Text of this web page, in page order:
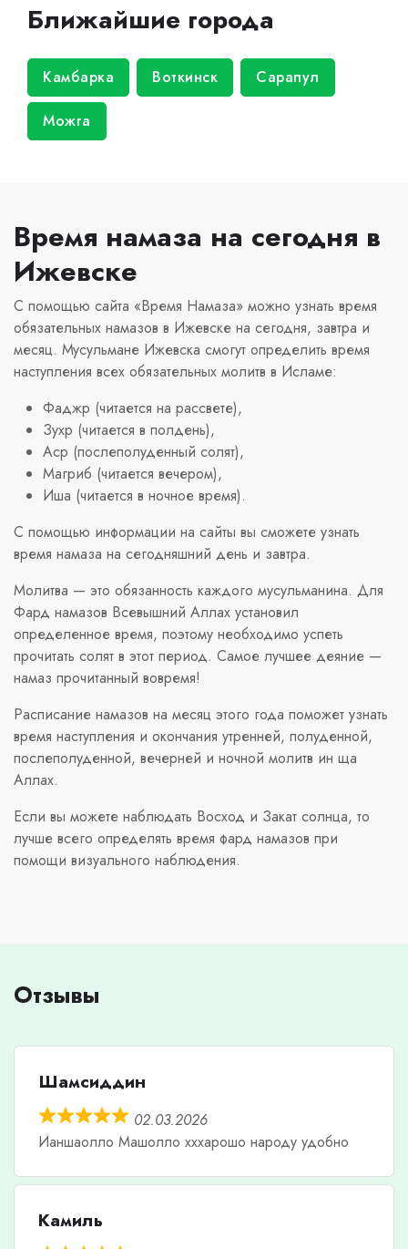
Ближайшие города
Камбарка Воткинск Сарапул
Можга
Время намаза на сегодня в
Ижевске
С помощью сайта «Время Намаза» можно узнать время
обязательных намазов в Ижевске на сегодня, завтра и
месяц. Мусульмане Ижевска смогут определить время
наступления всех обязательных молитв в Исламе:
Фаджр (читается на рассвете),
Зухр (читается в полдень),
Аср (послеполуденный солят),
Магриб (читается вечером),
Иша (читается в ночное время).
С помощью информации на сайты вы сможете узнать
время намаза на сегодняшний день и завтра.
Молитва — это обязанность каждого мусульманина. Для
Фард намазов Всевышний Аллах установил
определенное время, поэтому необходимо успеть
прочитать солят в этот период. Самое лучшее деяние —
намаз прочитанный вовремя!
Расписание намазов на месяц этого года поможет узнать
время наступления и окончания утренней, полуденной,
послеполуденной, вечерней и ночной молитв ин ща
Аллах.
Если вы можете наблюдать Восход и Закат солнца, то
лучше всего определять время фард намазов при
помощи визуального наблюдения.
Отзывы
Шамсиддин
02.03.2026
Ианшаолло Машолло хххарошо народу удобно
Камиль